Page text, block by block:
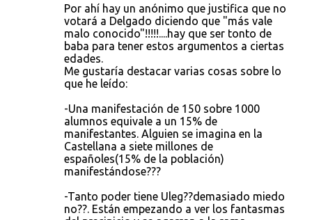
Por ahí hay un anónimo que justifica que no
votará a Delgado diciendo que "más vale
malo conocido"!!!!!....hay que ser tonto de
baba para tener estos argumentos a ciertas
edades.
Me gustaría destacar varias cosas sobre lo
que he leído:
-Una manifestación de 150 sobre 1000
alumnos equivale a un 15% de
manifestantes. Alguien se imagina en la
Castellana a siete millones de
españoles(15% de la población)
manifestándose???
-Tanto poder tiene Uleg??demasiado miedo
no??. Están empezando a ver los fantasmas